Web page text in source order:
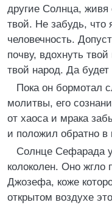
другие Солнца,
твой. Не забудь, что
человечность.
почву, вдохнуть
твой народ. Да будет
Пока он бормотал
молитвы, его
от хаоса и мрака
и положил обратно
Солнце Сефарада
колоколен. Оно
Джозефа, коже
открытом воздухе